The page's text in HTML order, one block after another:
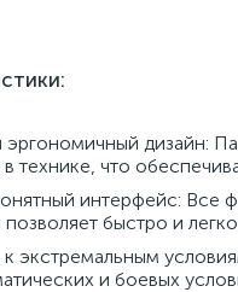
дизайн:
технике, что
интерфейс: Все
быстро и
к экстремальным
и боевых